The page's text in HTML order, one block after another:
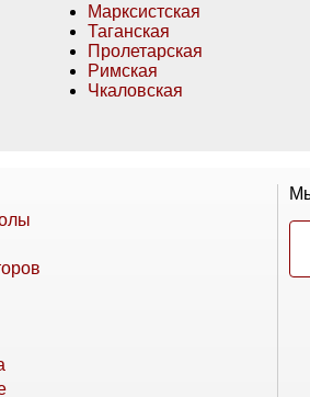
Марксистская
Таганская
Пролетарская
Римская
Чкаловская